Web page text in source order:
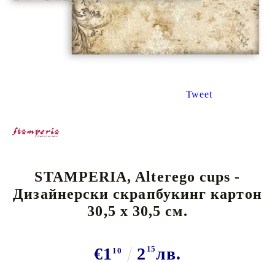
Tweet
STAMPERIA, Alterego cups -
Дизайнерски скрапбукинг картон
30,5 х 30,5 см.
€1 10 2 15лв.